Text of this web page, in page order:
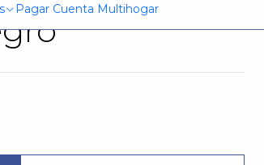
Pagar Cuenta Multihogar